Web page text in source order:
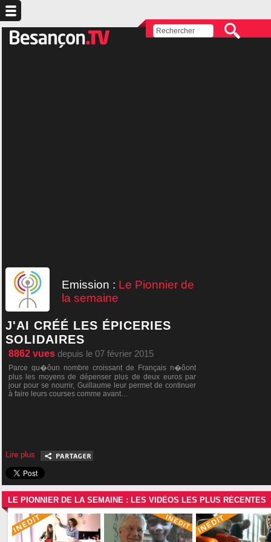
Emission : Le Pionnier de
la semaine
J'AI CRÉÉ LES ÉPICERIES
SOLIDAIRES
8862 vues depuis le 07 février 2015
Parce qu�ôun nombre croissant de Français n�ôont
plus les moyens de dépenser plus de deux euros par
jour pour se nourrir, Guillaume leur permet de continuer
à faire leurs courses comme avant…
Lire plus
LE PIONNIER DE LA SEMAINE : LES VIDÉOS LES PLUS RÉCENTES